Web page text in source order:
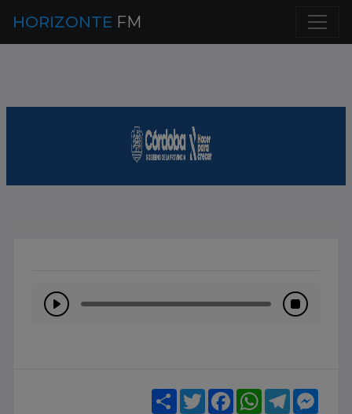
HORIZONTE FM
ShareTwitterFacebook
WhatsApp
Telegram